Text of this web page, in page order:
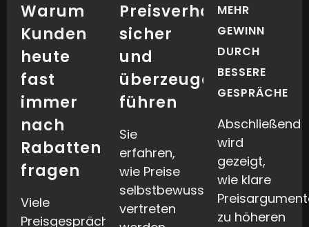
Warum
Kunden
heute
fast
immer
nach
Rabatten
fragen
Viele
Preisgespräche
Preisverhandlungen
sicher
und
überzeugend
führen
Sie
erfahren,
wie Preise
selbstbewusst
vertreten
MEHR
GEWINN
DURCH
BESSERE
GESPRÄCHE
Abschließend
wird
gezeigt,
wie klare
zu höheren